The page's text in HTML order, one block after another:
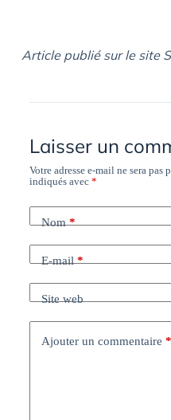
Article publié sur le site
Laisser un
Votre adresse e-mail ne sera pas
indiqués avec*
Nom*
E-mail*
Site web
Ajouter un commentaire *